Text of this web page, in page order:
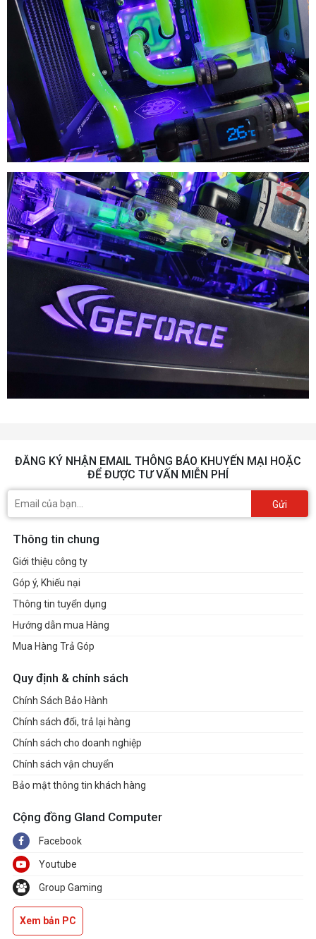
ĐĂNG KÝ NHẬN EMAIL THÔNG BÁO KHUYẾN MẠI HOẶC
ĐỂ ĐƯỢC TƯ VẤN MIỄN PHÍ
Gửi
Thông tin chung
Giới thiệu công ty
Góp ý, Khiếu nại
Thông tin tuyển dụng
Hướng dẫn mua Hàng
Mua Hàng Trả Góp
Quy định & chính sách
Chính Sách Bảo Hành
Chính sách đổi, trả lại hàng
Chính sách cho doanh nghiệp
Chính sách vận chuyển
Bảo mật thông tin khách hàng
Cộng đồng Gland Computer
Facebook
Youtube
Group Gaming
Xem bản PC